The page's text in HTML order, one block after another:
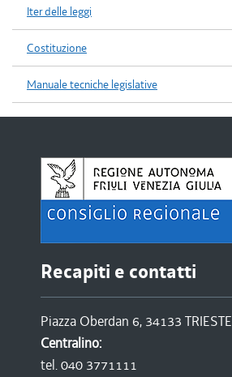
Iter delle leggi
Costituzione
Manuale tecniche legislative
Recapiti e contatti
Piazza Oberdan 6, 34133 TRIESTE
Centralino:
tel. 040 3771111